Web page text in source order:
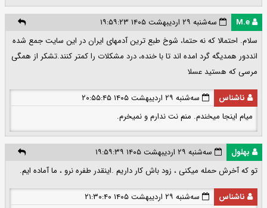
سه‌شنبه ۲۹ اردیبهشت ۱۴۰۵ ۱۹:۵۹:۲۳
سلام. احتمالا که نه حتما، شوخ طبع ترین آدمهای ایران در این سایت جمع شده
انددور همدیگه گرد امده اند تا با خنده، درد مشکلات را کمتر کنند.‌تشکر از همگی
مرسی که هستید عسلا
ناشناس
سه‌شنبه ۲۹ اردیبهشت ۱۴۰۵ ۲۰:۵۵:۴۵
میام اینجا میخندم. منم نت ندارم و نمیخرم.
بهلول
سه‌شنبه ۲۹ اردیبهشت ۱۴۰۵ ۱۹:۵۹:۳۹
تو که آخرش حمله میکنی ، زود باش کار داریم .اینقدر طفره نرو ، ما آماده ایم.
ناشناس
سه‌شنبه ۲۹ اردیبهشت ۱۴۰۵ ۲۱:۳۰:۴۰